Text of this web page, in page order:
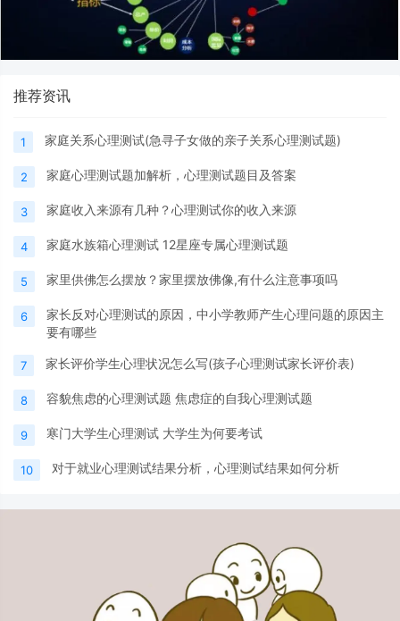
推荐资讯
1 家庭关系心理测试(急寻子女做的亲子关系心理测试题)
2 家庭心理测试题加解析，心理测试题目及答案
3 家庭收入来源有几种？心理测试你的收入来源
4 家庭水族箱心理测试 12星座专属心理测试题
5 家里供佛怎么摆放？家里摆放佛像,有什么注意事项吗
6
家长反对心理测试的原因，中小学教师产生心理问题的原因主
要有哪些
7 家长评价学生心理状况怎么写(孩子心理测试家长评价表)
8 容貌焦虑的心理测试题 焦虑症的自我心理测试题
9 寒门大学生心理测试 大学生为何要考试
10 对于就业心理测试结果分析，心理测试结果如何分析